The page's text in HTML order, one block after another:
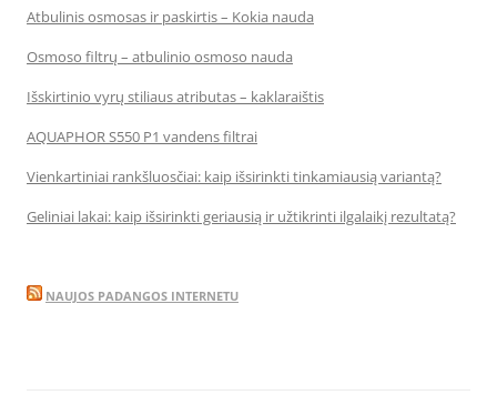
Atbulinis osmosas ir paskirtis – Kokia nauda
Osmoso filtrų – atbulinio osmoso nauda
Išskirtinio vyrų stiliaus atributas – kaklaraištis
AQUAPHOR S550 P1 vandens filtrai
Vienkartiniai rankšluosčiai: kaip išsirinkti tinkamiausią variantą?
Geliniai lakai: kaip išsirinkti geriausią ir užtikrinti ilgalaikį rezultatą?
NAUJOS PADANGOS INTERNETU